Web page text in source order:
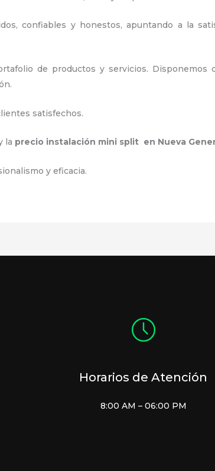
confiables y honestos, apuntando a la
de productos y servicios. Disponemos
satisfechos.
la precio instalación mini split en Nueva
y eficacia.
Horarios de Atención
8:00 AM – 06:00 PM